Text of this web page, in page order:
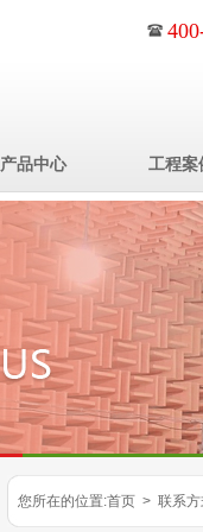
产品中心 工程案
您所在的位置:首页 > 联系方